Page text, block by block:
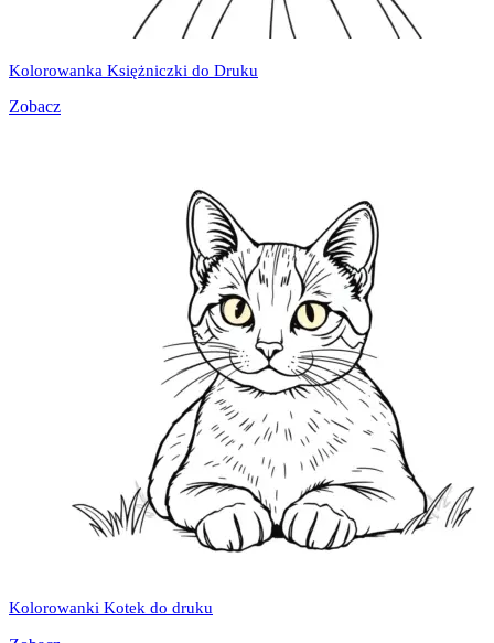
Kolorowanka Księżniczki do Druku
Zobacz
Kolorowanki Kotek do druku